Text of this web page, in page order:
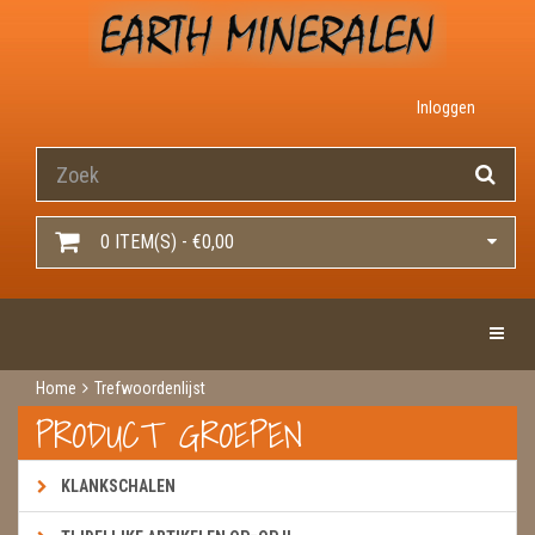
Inloggen
0 ITEM(S) - €0,00
Home Trefwoordenlijst
PRODUCT GROEPEN
KLANKSCHALEN